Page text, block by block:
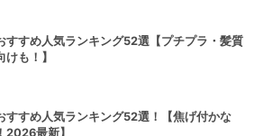
すすめ人気ランキング52選【プチプラ・髪質
も！】
すすめ人気ランキング52選！【焦げ付かな
2026最新】